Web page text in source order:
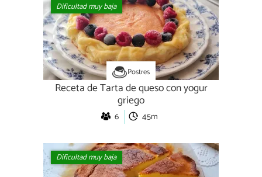
Dificultad muy baja
Postres
Receta de Tarta de queso con yogur
griego
6 45m
Dificultad muy baja